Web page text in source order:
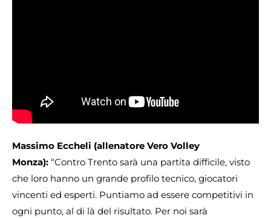
Massimo Eccheli (allenatore Vero Volley
Monza): “Contro Trento sarà una partita difficile, visto
che loro hanno un grande profilo tecnico, giocatori
vincenti ed esperti. Puntiamo ad essere competitivi in
ogni punto, al di là del risultato. Per noi sarà